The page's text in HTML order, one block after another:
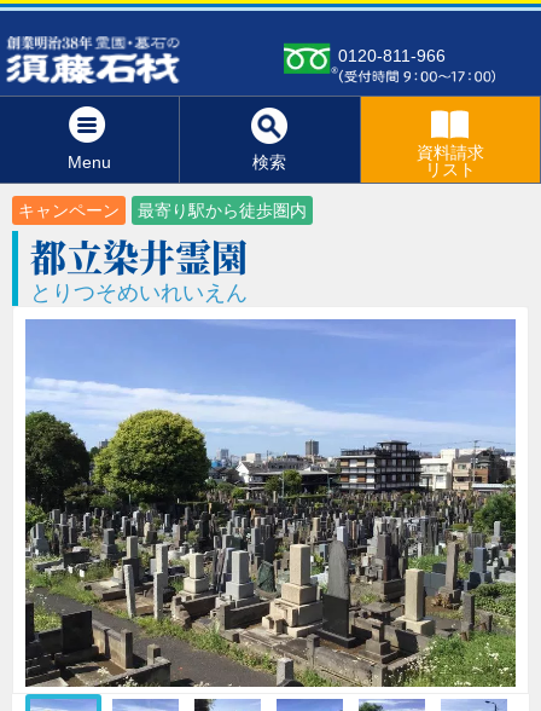
0120-811-966
Menu 検索
資料請求
リスト
キャンペーン 最寄り駅から徒歩圏内
都立染井霊園
とりつそめいれいえん